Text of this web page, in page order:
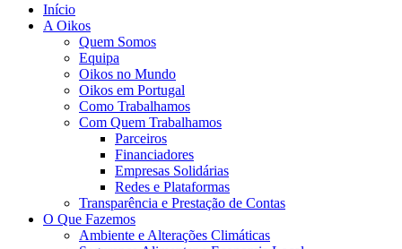
Início
A Oikos
Quem Somos
Equipa
Oikos no Mundo
Oikos em Portugal
Como Trabalhamos
Com Quem Trabalhamos
Parceiros
Financiadores
Empresas Solidárias
Redes e Plataformas
Transparência e Prestação de Contas
O Que Fazemos
Ambiente e Alterações Climáticas